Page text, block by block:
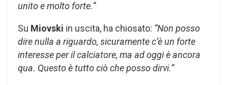
unito e molto forte.”
Su Miovski in uscita, ha chiosato: “Non posso
dire nulla a riguardo, sicuramente c’è un forte
interesse per il calciatore, ma ad oggi è ancora
qua. Questo è tutto ciò che posso dirvi.”